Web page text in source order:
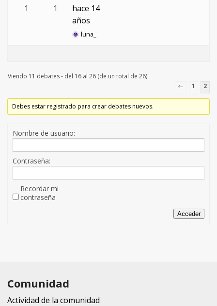
1 1
hace 14
años
luna_
Viendo 11 debates - del 16 al 26 (de un total de 26)
←
1 2
Debes estar registrado para crear debates nuevos.
Nombre de usuario:
Contraseña:
Recordar mi
contraseña
Acceder
Comunidad
Actividad de la comunidad